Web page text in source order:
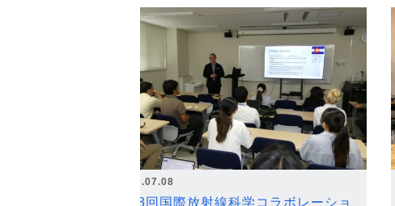
2026.07.08
第18回国際放射線科学コラボレーショ